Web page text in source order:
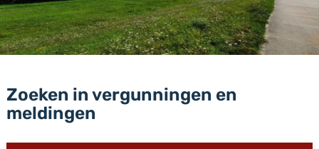
Zoeken in vergunningen en
meldingen